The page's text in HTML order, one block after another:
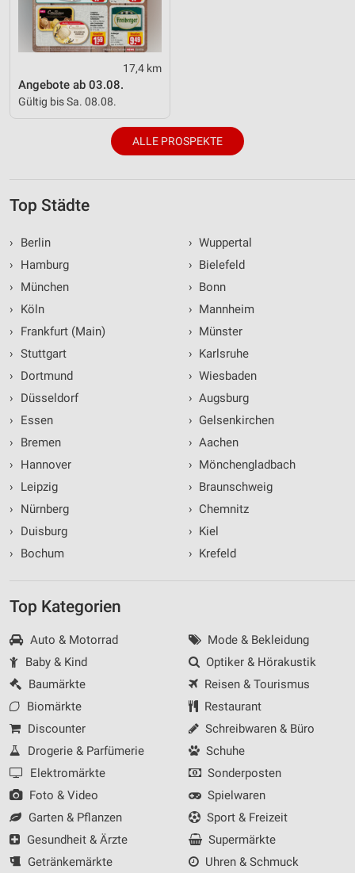
17,4 km
Angebote ab 03.08.
Gültig bis Sa. 08.08.
ALLE PROSPEKTE
Top Städte
›
Berlin
›
Hamburg
›
München
›
Köln
›
Frankfurt (Main)
› Stuttgart
›
Dortmund
›
Düsseldorf
›
Essen
›
Bremen
›
Hannover
›
Leipzig
›
Nürnberg
›
Duisburg
›
Bochum
› Wuppertal
› Bielefeld
› Bonn
› Mannheim
› Münster
› Karlsruhe
› Wiesbaden
› Augsburg
› Gelsenkirchen
› Aachen
› Mönchengladbach
› Braunschweig
› Chemnitz
› Kiel
› Krefeld
Top Kategorien
Auto & Motorrad
Baby & Kind
Baumärkte
Biomärkte
Discounter
Drogerie & Parfümerie
Elektromärkte
Foto & Video
Garten & Pflanzen
Gesundheit & Ärzte
Getränkemärkte
Mode & Bekleidung
Optiker & Hörakustik
Reisen & Tourismus
Restaurant
Schreibwaren & Büro
Schuhe
Sonderposten
Spielwaren
Sport & Freizeit
Supermärkte
Uhren & Schmuck